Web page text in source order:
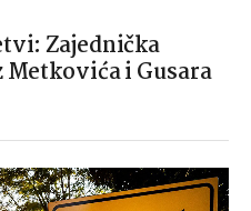
Zajednička
Metkovića i Gusara